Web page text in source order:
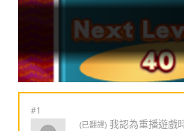
#1
(已翻譯) 我認為重播遊戲